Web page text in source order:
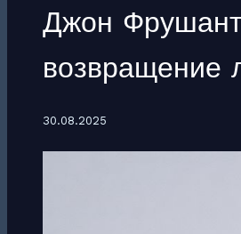
Джон
возвращение
30.08.2025